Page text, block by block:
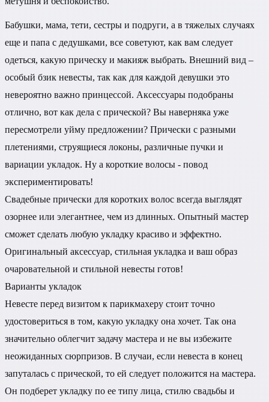
Бабушки, мама, тети, сестры и подруги, а в тяжелых случаях
еще и папа с дедушками, все советуют, как вам следует
одеться, какую прическу и макияж выбрать. Внешний вид –
особый бзик невесты, так как для каждой девушки это
невероятно важно принцессой. Аксессуары подобраны
отлично, вот как дела с прической? Вы наверняка уже
пересмотрели уйму предложении? Прически с разными
плетениями, струящиеся локоны, различные пучки и
вариации укладок. Ну а короткие волосы - повод
экспериментировать!
Свадебные прически для коротких волос всегда выглядят
озорнее или элегантнее, чем из длинных. Опытный мастер
сможет сделать любую укладку красиво и эффектно.
Оригинальный аксессуар, стильная укладка и ваш образ
очаровательной и стильной невесты готов!
Варианты укладок
Невесте перед визитом к парикмахеру стоит точно
удостовериться в том, какую укладку она хочет. Так она
значительно облегчит задачу мастера и не вы избежите
неожиданных сюрпризов. В случаи, если невеста в конец
запуталась с прической, то ей следует положится на мастера.
Он подберет укладку по ее типу лица, стилю свадьбы и